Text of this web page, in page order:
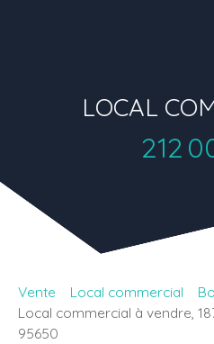
LOCAL
212
Vente Local commercial
Local commercial à vendre,
95650